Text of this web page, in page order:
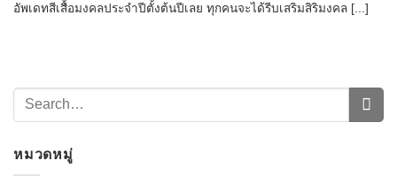
อัพเดทสีเสื้อมงคลประจำปีตั้งต้นปีเลย ทุกคนจะได้รีบเสริมสิริมงคล [...]
หมวดหมู่